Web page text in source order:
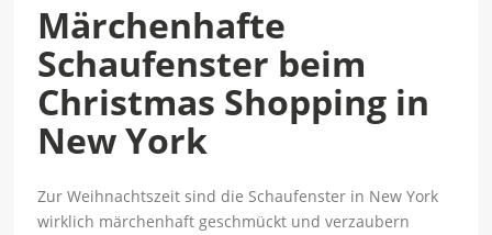
Märchenhafte
Schaufenster beim
Christmas Shopping in
New York
Zur Weihnachtszeit sind die Schaufenster in New York
wirklich märchenhaft geschmückt und verzaubern